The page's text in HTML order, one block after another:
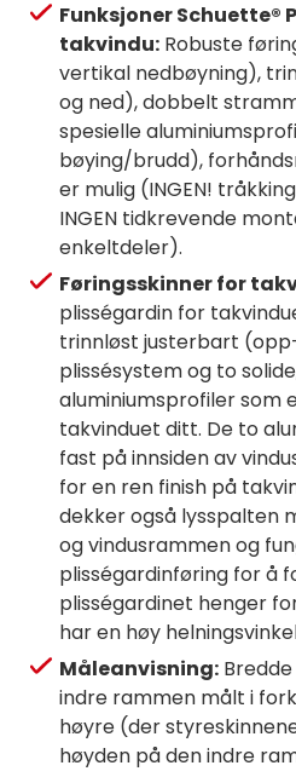
Funksjoner Schuette®
takvindu: Robuste
vertikal nedbøyning),
og ned), dobbelt
spesielle
bøying/brudd),
er mulig (INGEN!
INGEN tidkrevende
enkeltdeler).
Føringsskinner for
plisségardin for
trinnløst justerbart
plissésystem og to
aluminiumsprofiler som
takvinduet ditt. De to
fast på innsiden av
for en ren finish på
dekker også lysspalten
og vindusrammen og
plisségardinføring for å
plisségardinet henger
har en høy
Måleanvisning:
indre rammen målt i
høyre (der
høyden på den indre